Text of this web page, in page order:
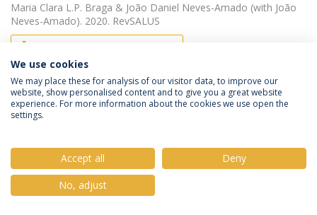
Maria Clara L.P. Braga & João Daniel Neves-Amado (with João
Neves-Amado). 2020. RevSALUS
OUTRAS
Diagnóstico de saúde na comunidade: da
João Daniel Neves-Amado
(with João Daniel Neves Amado).
2020. 3ª Reunião Internacional da Rede Académica das Ciências
da Saúde
We use cookies
We may place these for analysis of our visitor data, to improve our
website, show personalised content and to give you a great website
experience. For more information about the cookies we use open the
settings.
Accept all
Deny
No, adjust